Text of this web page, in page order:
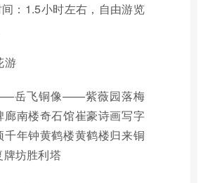
：1.5小时左右，自由游览
游
岳飞铜像——紫薇园落梅
廊南楼奇石馆崔豪诗画写字
千年钟黄鹤楼黄鹤楼归来铜
坊胜利塔